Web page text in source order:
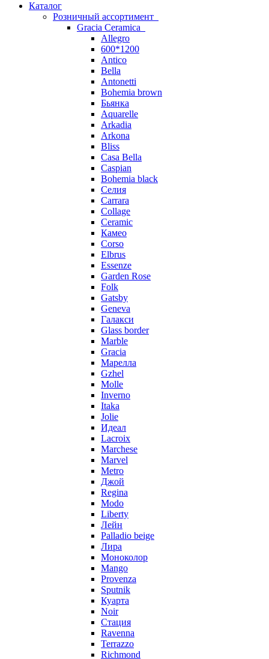
Каталог
Розничный ассортимент
Gracia Ceramica
Allegro
600*1200
Antico
Bella
Antonetti
Bohemia brown
Бьянка
Aquarelle
Arkadia
Arkona
Bliss
Casa Bella
Caspian
Bohemia black
Селия
Carrara
Collage
Ceramic
Камео
Corso
Elbrus
Essenze
Garden Rose
Folk
Gatsby
Geneva
Галакси
Glass border
Marble
Gracia
Марелла
Gzhel
Molle
Inverno
Itaka
Jolie
Идеал
Lacroix
Marchese
Marvel
Metro
Джой
Regina
Modo
Liberty
Лейн
Palladio beige
Лира
Моноколор
Mango
Provenza
Sputnik
Куарта
Noir
Стация
Ravenna
Terrazzo
Richmond